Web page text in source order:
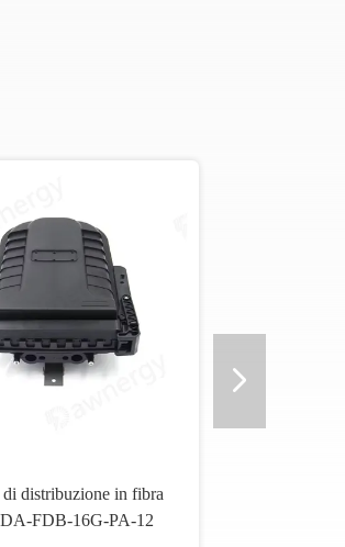
di distribuzione in fibra
FDB-16G-PA-12